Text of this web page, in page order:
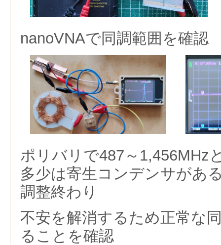
nanoVNAで同調範囲を確認
ポリバリで487～1,456MHz
多少は寄生コンデンサがあ
調整終わり
不安を解消するため正常な
ることを確認